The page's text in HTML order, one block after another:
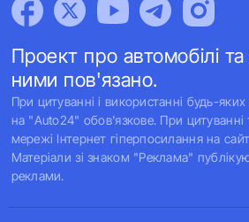
Проект про автомобілі
ними пов'язано.
При цитуванні і використанні будь-
на "Auto24" обов'язкове. При цитуванні
мережі Інтернет гіперпосилання на
Матеріали зі знаком "Реклама"
реклами.